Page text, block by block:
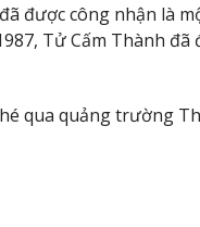
được công nhận là
Tử Cấm Thành đã
qua quảng trường